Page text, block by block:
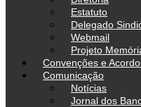
Estatuto
Delegado
Webmail
Projeto
Convenções e
Comunicação
Notícias
Jornal dos